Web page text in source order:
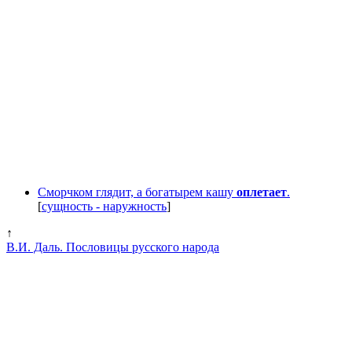
Сморчком глядит, а богатырем кашу оплетает.
[сущность - наружность]
↑
В.И. Даль. Пословицы русского народа